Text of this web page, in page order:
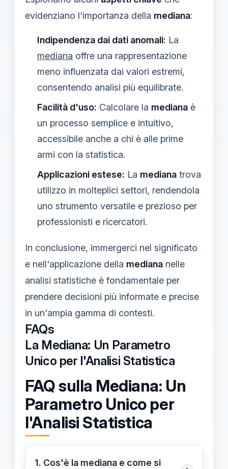
evidenziano l'importanza della mediana:
Indipendenza dai dati anomali: La
mediana offre una rappresentazione
meno influenzata dai valori estremi,
consentendo analisi più equilibrate.
Facilità d'uso: Calcolare la mediana è
un processo semplice e intuitivo,
accessibile anche a chi è alle prime
armi con la statistica.
Applicazioni estese: La mediana trova
utilizzo in molteplici settori, rendendola
uno strumento versatile e prezioso per
professionisti e ricercatori.
In conclusione, immergerci nel significato
e nell'applicazione della mediana nelle
analisi statistiche è fondamentale per
prendere decisioni più informate e precise
in un'ampia gamma di contesti.
FAQs
La Mediana: Un Parametro
Unico per l'Analisi Statistica
FAQ sulla Mediana: Un
Parametro Unico per
l'Analisi Statistica
1. Cos'è la mediana e come si